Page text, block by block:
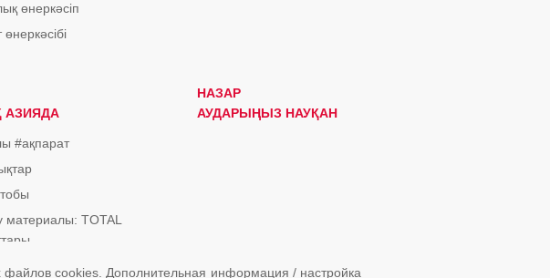
өнеркәсіп
АЗИЯДА
#ақпарат
материалы: TOTAL
НАЗАР
АУДАРЫҢЫЗ НАУҚАН
cookies. Дополнительная информация / настройка